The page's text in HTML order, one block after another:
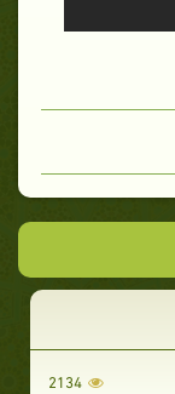
2134